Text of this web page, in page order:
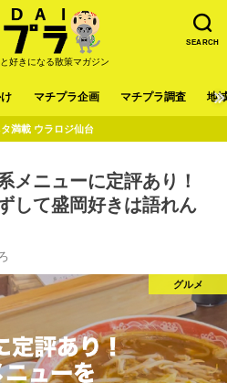
SEARCH
好きになる散策マガジン
マチプラ企画 マチプラ調査 地
満載 ウラロジ仙台
メニューに定評あり！
して盛岡好きは語れん
グルメ